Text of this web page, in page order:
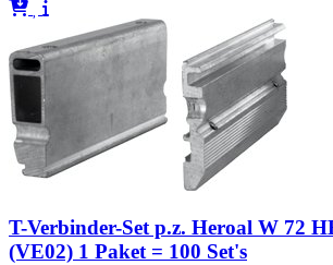
T-Verbinder-Set p.z. Heroal W 72
(VE02) 1 Paket = 100 Set's